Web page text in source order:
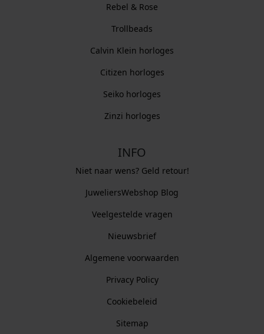
Rebel & Rose
Trollbeads
Calvin Klein horloges
Citizen horloges
Seiko horloges
Zinzi horloges
INFO
Niet naar wens? Geld retour!
JuweliersWebshop Blog
Veelgestelde vragen
Nieuwsbrief
Algemene voorwaarden
Privacy Policy
Cookiebeleid
Sitemap